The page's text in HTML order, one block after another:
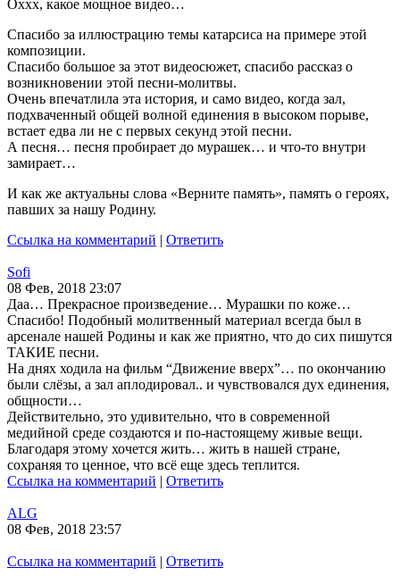
Оххх, какое мощное видео…
Спасибо за иллюстрацию темы катарсиса на примере этой
композиции.
Спасибо большое за этот видеосюжет, спасибо рассказ о
возникновении этой песни-молитвы.
Очень впечатлила эта история, и само видео, когда зал,
подхваченный общей волной единения в высоком порыве,
встает едва ли не с первых секунд этой песни.
А песня… песня пробирает до мурашек… и что-то внутри
замирает…
И как же актуальны слова «Верните память», память о героях,
павших за нашу Родину.
Ссылка на комментарий | Ответить
Sofi
08 Фев, 2018 23:07
Даа… Прекрасное произведение… Мурашки по коже…
Спасибо! Подобный молитвенный материал всегда был в
арсенале нашей Родины и как же приятно, что до сих пишутся
ТАКИЕ песни.
На днях ходила на фильм “Движение вверх”… по окончанию
были слёзы, а зал аплодировал.. и чувствовался дух единения,
общности…
Действительно, это удивительно, что в современной
медийной среде создаются и по-настоящему живые вещи.
Благодаря этому хочется жить… жить в нашей стране,
сохраняя то ценное, что всё еще здесь теплится.
Ссылка на комментарий | Ответить
ALG
08 Фев, 2018 23:57
Ссылка на комментарий | Ответить